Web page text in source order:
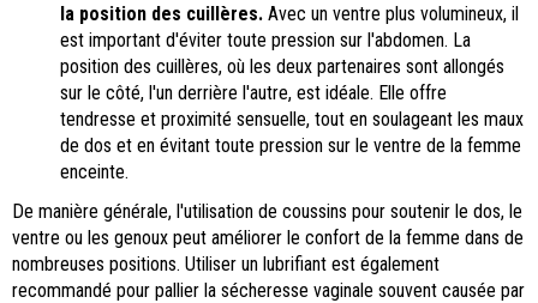
la position des cuillères. Avec un ventre plus volumineux, il
est important d'éviter toute pression sur l'abdomen. La
position des cuillères, où les deux partenaires sont allongés
sur le côté, l'un derrière l'autre, est idéale. Elle offre
tendresse et proximité sensuelle, tout en soulageant les maux
de dos et en évitant toute pression sur le ventre de la femme
enceinte.
De manière générale, l'utilisation de coussins pour soutenir le dos, le
ventre ou les genoux peut améliorer le confort de la femme dans de
nombreuses positions. Utiliser un lubrifiant est également
recommandé pour pallier la sécheresse vaginale souvent causée par